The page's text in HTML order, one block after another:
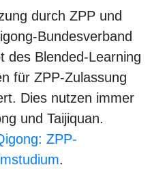
durch ZPP und
Bundesverband
des Blended-Learning
für ZPP-Zulassung
Dies nutzen immer
und Taijiquan.
ZPP-
.